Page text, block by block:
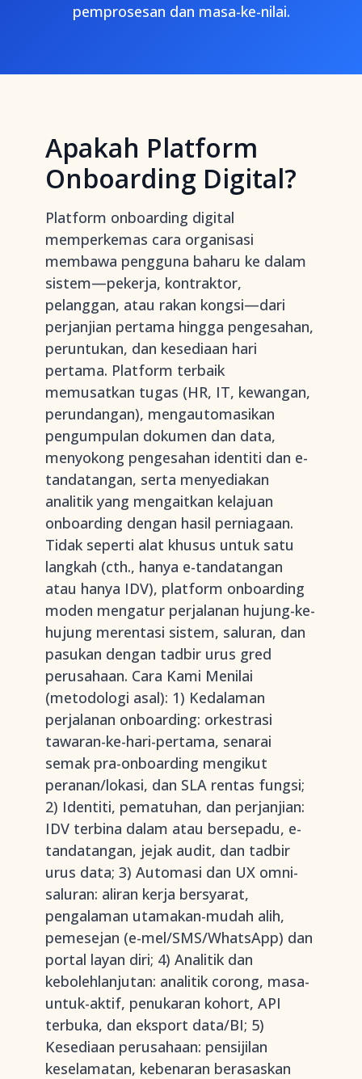
pemprosesan dan masa-ke-nilai.
Apakah Platform
Onboarding Digital?
Platform onboarding digital
memperkemas cara organisasi
membawa pengguna baharu ke dalam
sistem—pekerja, kontraktor,
pelanggan, atau rakan kongsi—dari
perjanjian pertama hingga pengesahan,
peruntukan, dan kesediaan hari
pertama. Platform terbaik
memusatkan tugas (HR, IT, kewangan,
perundangan), mengautomasikan
pengumpulan dokumen dan data,
menyokong pengesahan identiti dan e-
tandatangan, serta menyediakan
analitik yang mengaitkan kelajuan
onboarding dengan hasil perniagaan.
Tidak seperti alat khusus untuk satu
langkah (cth., hanya e-tandatangan
atau hanya IDV), platform onboarding
moden mengatur perjalanan hujung-ke-
hujung merentasi sistem, saluran, dan
pasukan dengan tadbir urus gred
perusahaan. Cara Kami Menilai
(metodologi asal): 1) Kedalaman
perjalanan onboarding: orkestrasi
tawaran-ke-hari-pertama, senarai
semak pra-onboarding mengikut
peranan/lokasi, dan SLA rentas fungsi;
2) Identiti, pematuhan, dan perjanjian:
IDV terbina dalam atau bersepadu, e-
tandatangan, jejak audit, dan tadbir
urus data; 3) Automasi dan UX omni-
saluran: aliran kerja bersyarat,
pengalaman utamakan-mudah alih,
pemesejan (e-mel/SMS/WhatsApp) dan
portal layan diri; 4) Analitik dan
kebolehlanjutan: analitik corong, masa-
untuk-aktif, penukaran kohort, API
terbuka, dan eksport data/BI; 5)
Kesediaan perusahaan: pensijilan
keselamatan, kebenaran berasaskan